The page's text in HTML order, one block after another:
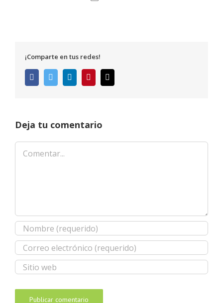
¡Comparte en tus redes!
FacebookTwitter LinkedInPinterest
electrónico
Deja tu comentario
Comentar